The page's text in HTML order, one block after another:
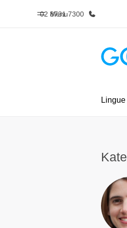
Menu
02 8731 7300
Homepage
Lingue
Kate